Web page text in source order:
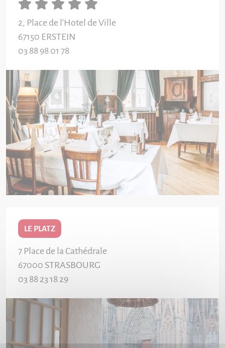
2, Place de l'Hotel de Ville
67150 ERSTEIN
03 88 98 01 78
LE PLATZ
7 Place de la Cathédrale
67000 STRASBOURG
03 88 23 18 29